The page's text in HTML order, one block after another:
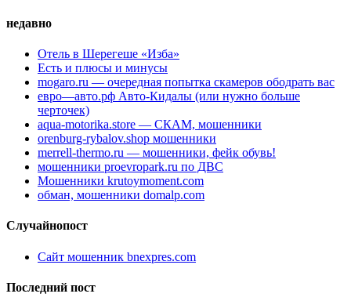
недавно
Отель в Шерегеше «Изба»
Есть и плюсы и минусы
mogaro.ru — очередная попытка скамеров ободрать вас
евро—авто.рф Авто-Кидалы (или нужно больше
черточек)
aqua-motorika.store — СКАМ, мошенники
orenburg-rybalov.shop мошенники
merrell-thermo.ru — мошенники, фейк обувь!
мошенники proevropark.ru по ДВС
Мошенники krutoymoment.com
обман, мошенники domalp.com
Случайнопост
Сайт мошенник bnexpres.com
Последний пост